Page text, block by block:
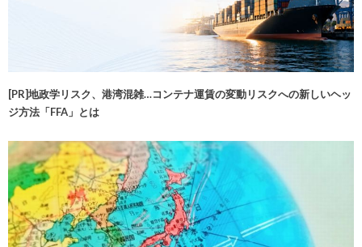
[PR]地政学リスク、港湾混雑…コンテナ運賃の変動リスクへの新しいヘッ
ジ方法「FFA」とは